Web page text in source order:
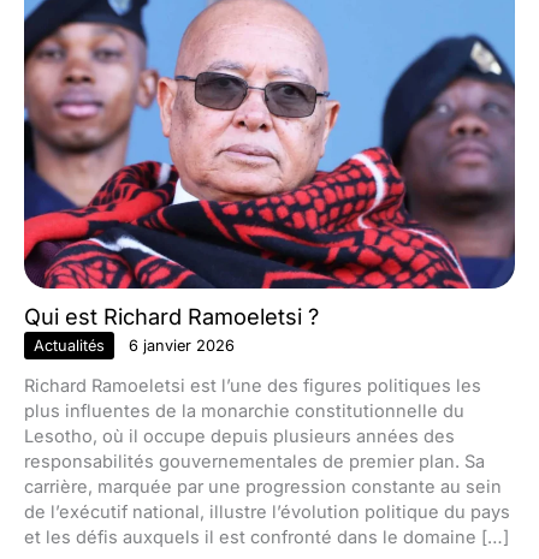
Qui est Richard Ramoeletsi ?
Actualités 6 janvier 2026
Richard Ramoeletsi est l’une des figures politiques les
plus influentes de la monarchie constitutionnelle du
Lesotho, où il occupe depuis plusieurs années des
responsabilités gouvernementales de premier plan. Sa
carrière, marquée par une progression constante au sein
de l’exécutif national, illustre l’évolution politique du pays
et les défis auxquels il est confronté dans le domaine […]